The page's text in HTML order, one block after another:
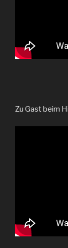
Zu Gast beim